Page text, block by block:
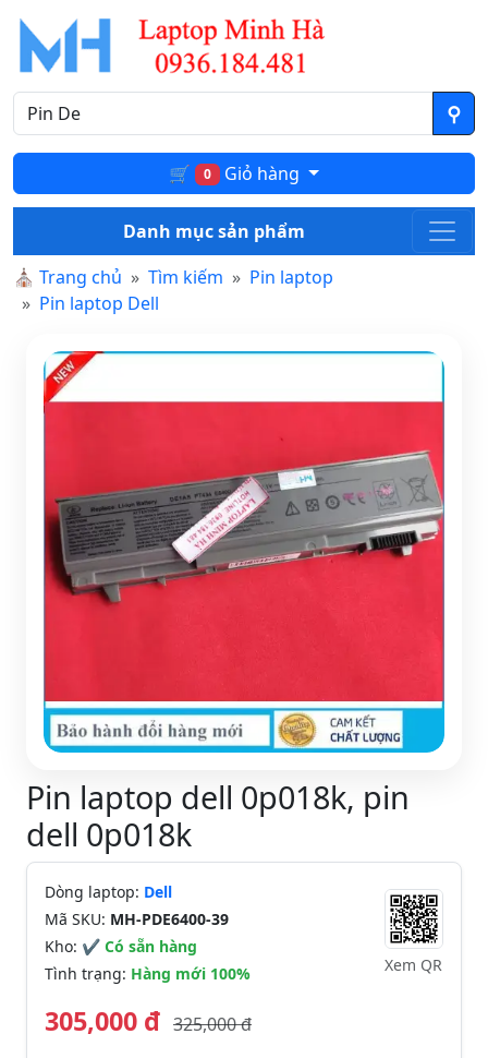
🛒 0 Giỏ hàng
Danh mục sản phẩm
⛪ Trang chủ Tìm kiếm
Pin laptop
Pin laptop Dell
Pin laptop dell 0p018k, pin
dell 0p018k
Dòng laptop: Dell
Mã SKU: MH-PDE6400-39
Kho: ✔ Có sẵn hàng
Tình trạng: Hàng mới 100% Xem QR
305,000 đ 325,000 đ